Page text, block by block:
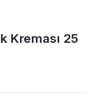
Kreması 25